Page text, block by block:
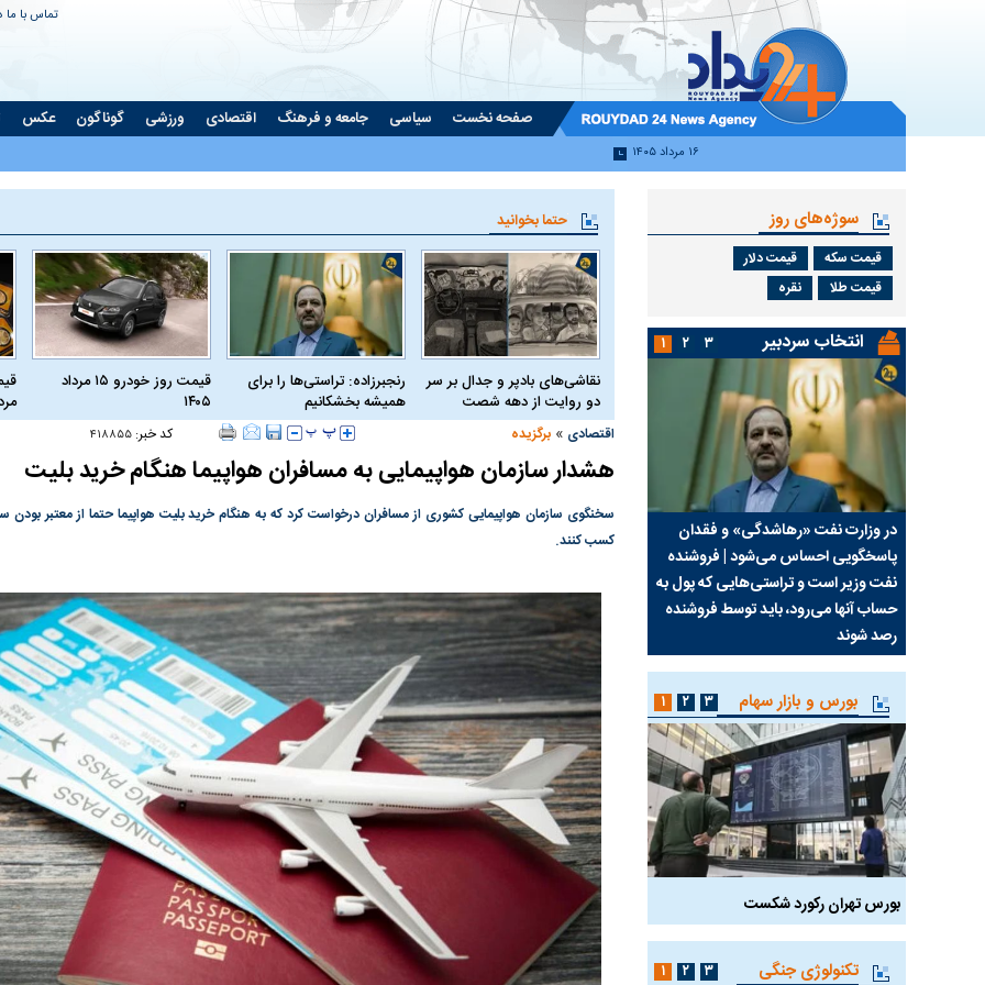
تماس با ما
صفحه نخست سیاسی جامعه و فرهنگ اقتصادی ورزشی گوناگون عکس
۱۶ مرداد ۱۴۰۵
حتما بخوانید
نقاشی‌های بادپر و جدال بر سر
دو روایت از دهه شصت
رنجبرزاده: تراستی‌ها را برای
همیشه بخشکانیم
قیمت روز خودرو ۱۵ مرداد
۱۴۰۵
اقتصادی » برگزیده کد خبر:۴۱۸۸۵۵
هشدار سازمان هواپیمایی به مسافران هواپیما هنگام خرید بلیت
سخنگوی سازمان هواپیمایی کشوری از مسافران درخواست کرد که به هنگام خرید بلیت هواپیما حتما از معتبر
کسب کنند.
سوژه‌های روز
قیمت سکه
قیمت دلار
قیمت طلا
نقره
انتخاب سردبیر
در وزارت نفت «رهاشدگی» و فقدان
پاسخگویی احساس می‌شود | فروشنده
نفت وزیر است و تراستی‌هایی که پول به
حساب آنها می‌رود، باید توسط فروشنده
رصد شوند
چرا رویای آمریکایی سرنگونی رژیم و
واشنگتن را زمین زد
مطالعه رفتار هیستریک صدا و سیما علیه
در وزارت نفت
حساب آنها
رصد شوند
۱ ۲ ۳
بورس و بازار سهام
بورس تهران رکورد شکست سیگنال مثبت دیپلماسی به بورس پرواز ۱۰۰ هزار واحدی شاخص کل بورس بورس تهران
۱ ۲ ۳
تکنولوژی جنگی ۱ ۲ ۳